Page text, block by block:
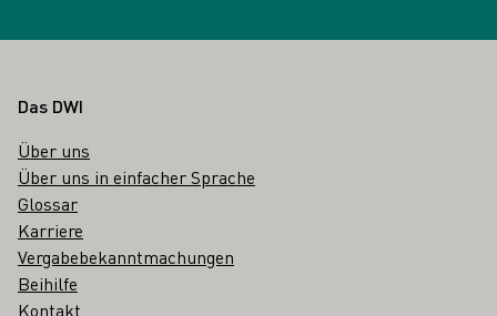
Fußbereich
Das DWI
Über uns
Über uns in einfacher Sprache
Glossar
Karriere
Vergabebekanntmachungen
Beihilfe
Kontakt